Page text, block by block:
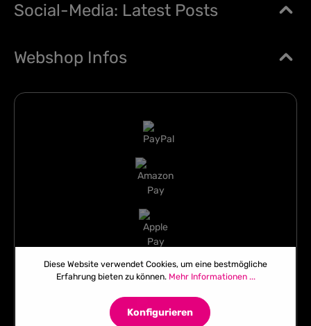
Social-Media: Latest Posts
Webshop Infos
Diese Website verwendet Cookies, um eine bestmögliche
Erfahrung bieten zu können. Mehr Informationen ...
Konfigurieren